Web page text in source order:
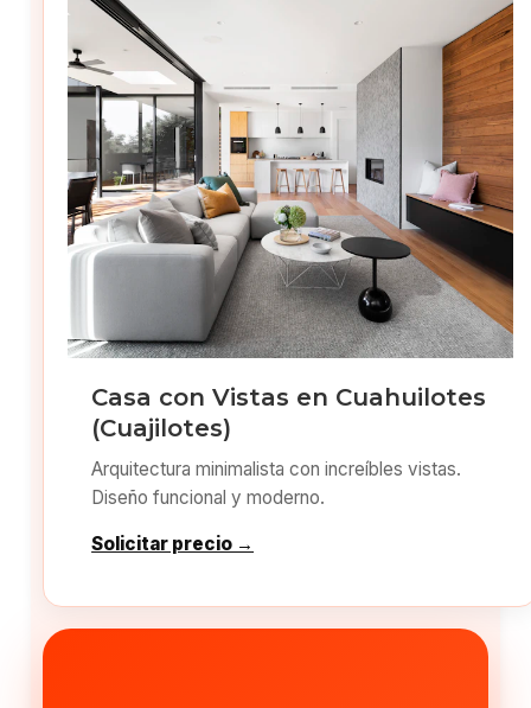
Casa con Vistas en Cuahuilotes
(Cuajilotes)
Arquitectura minimalista con increíbles vistas.
Diseño funcional y moderno.
Solicitar precio →